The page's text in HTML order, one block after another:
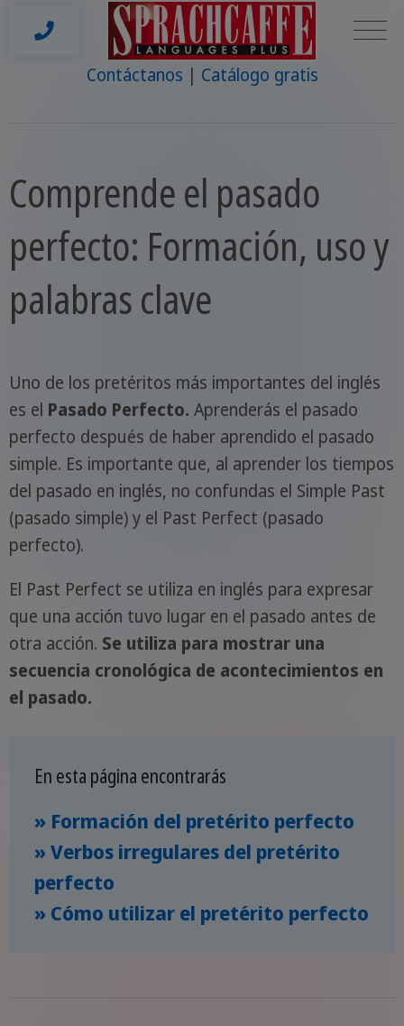
Contáctanos Catálogo gratis
Comprende el pasado
perfecto: Formación, uso y
palabras clave
Uno de los pretéritos más importantes del inglés
es el Pasado Perfecto. Aprenderás el pasado
perfecto después de haber aprendido el pasado
simple. Es importante que, al aprender los tiempos
del pasado en inglés, no confundas el Simple Past
(pasado simple) y el Past Perfect (pasado
perfecto).
El Past Perfect se utiliza en inglés para expresar
que una acción tuvo lugar en el pasado antes de
otra acción. Se utiliza para mostrar una
secuencia cronológica de acontecimientos en
el pasado.
En esta página encontrarás
» Formación del pretérito perfecto
» Verbos irregulares del pretérito
perfecto
» Cómo utilizar el pretérito perfecto